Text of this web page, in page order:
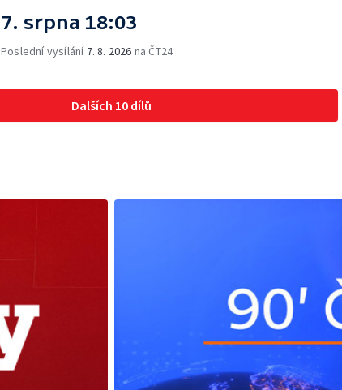
7. srpna 18:03
Poslední vysílání 7. 8. 2026 na ČT24
Dalších 10 dílů